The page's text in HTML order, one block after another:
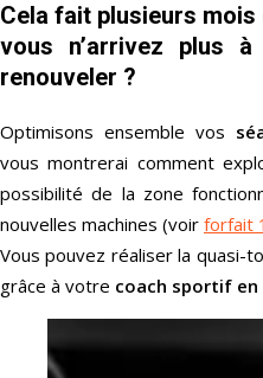
Cela fait plusieurs
vous n’arrivez plus
renouveler ?
Optimisons ensemble vos
vous montrerai comment
possibilité de la zone
nouvelles machines (voir forfait
Vous pouvez réaliser la quasi-
grâce à votre coach sportif en